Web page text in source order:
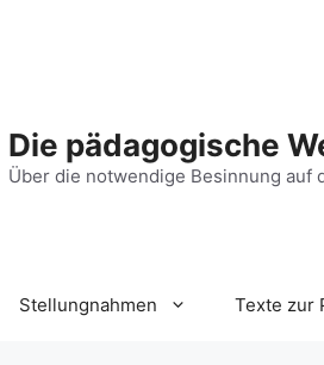
Die pädagogische
Über die notwendige Besinnung auf
Stellungnahmen Texte zur